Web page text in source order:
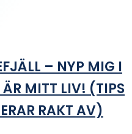
– NYP MIG I
MITT LIV! (TIPS
RAKT AV)